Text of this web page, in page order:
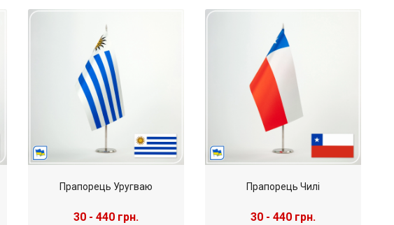
Прапорець Уругваю
30 - 440 грн.
Прапорець Чилі
30 - 440 грн.